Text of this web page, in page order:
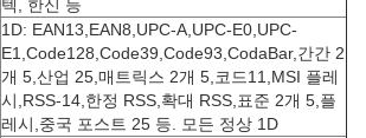
텍, 한신 등
1D: EAN13,EAN8,UPC-A,UPC-E0,UPC-
E1,Code128,Code39,Code93,CodaBar,간간 2
개 5,산업 25,매트릭스 2개 5,코드11,MSI 플레
시,RSS-14,한정 RSS,확대 RSS,표준 2개 5,플
레시,중국 포스트 25 등. 모든 정상 1D